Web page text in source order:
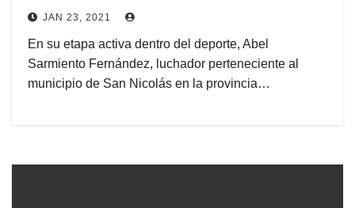
JAN 23, 2021
En su etapa activa dentro del deporte, Abel
Sarmiento Fernández, luchador perteneciente al
municipio de San Nicolás en la provincia…